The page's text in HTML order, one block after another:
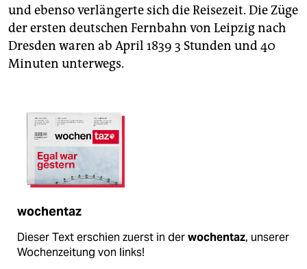
und ebenso verlängerte sich die Reisezeit. Die Züge
der ersten deutschen Fernbahn von Leipzig nach
Dresden waren ab April 1839 3 Stunden und 40
Minuten unterwegs.
wochentaz
Dieser Text erschien zuerst in derwochentaz, unserer
Wochenzeitung von links!